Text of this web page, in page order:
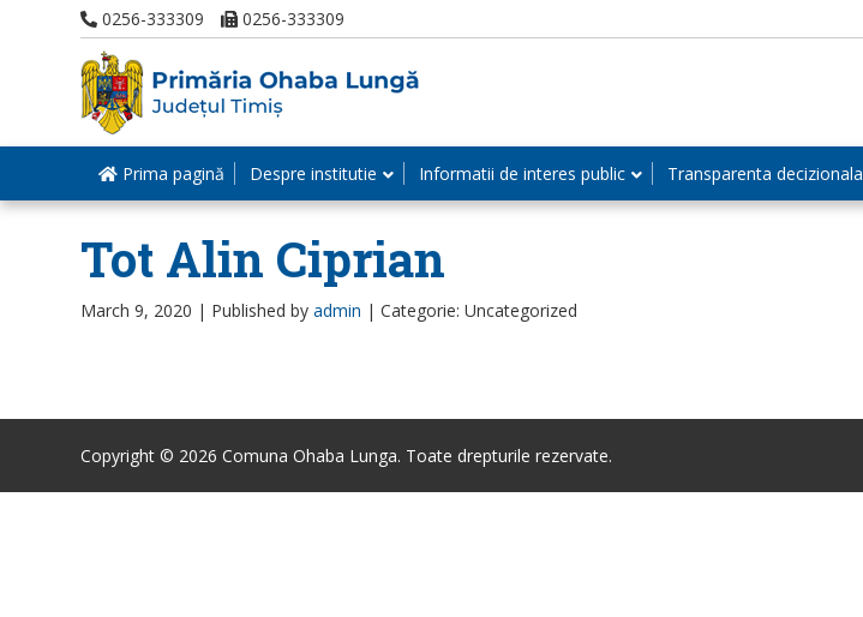
0256-333309 0256-333309
Prima pagină Despre institutie Informatii de interes public Transparenta decizionala
Tot Alin Ciprian
March 9, 2020 | Published by admin | Categorie: Uncategorized
Copyright © 2026 Comuna Ohaba Lunga. Toate drepturile rezervate.